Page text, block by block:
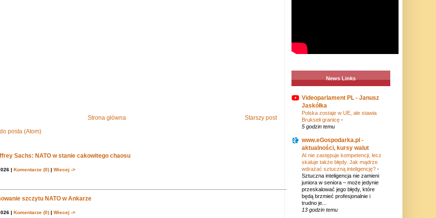
Starszy post
Strona główna
posta (Atom)
Sachs: NATO w stanie cakowitego chaosu
| Komentarze (0)| Wiecej ->
szczytu NATO w Ankarze
| Komentarze (0)| Wiecej ->
News Links
Videoparlament PL - Janusz
Jaskółka
Polska zostaje w UE, ale stawia
Brukseli granicę -
5 godzin temu
www.eGospodarka.pl -
aktualności, kursy walut
AI nie zastępuje kompetencji, lecz
skaluje także błędy. Jak mądrze
wdrażać sztuczną inteligencję? -
Sztuczna inteligencja nie zamieni
juniora w seniora – może jedynie
przeskalować jego błędy, które
będą brzmieć profesjonalnie i
trudno je...
13 godzin temu